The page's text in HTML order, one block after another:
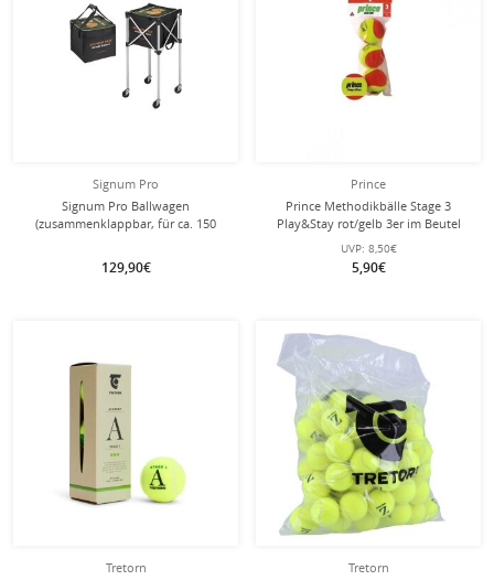
Signum Pro
Signum Pro Ballwagen
(zusammenklappbar, für ca. 150
129,90€
Prince
Prince Methodikbälle Stage 3
Play&Stay rot/gelb 3er im Beutel
UVP: 8,50€
5,90€
Tretorn
Tretorn